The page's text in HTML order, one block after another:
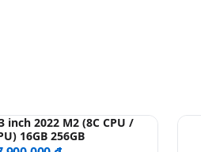
inch 2022 M2 (8C CPU /
16GB 256GB